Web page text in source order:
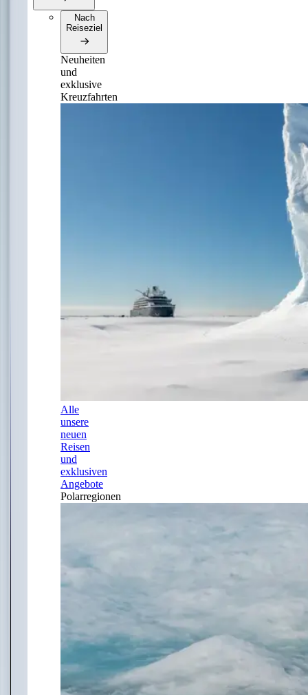
Nach
Reiseziel
Neuheiten
und
exklusive
Kreuzfahrten
Alle
unsere
neuen
Reisen
und
exklusiven
Angebote
Polarregionen